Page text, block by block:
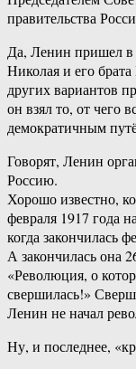
правительства
Да, Ленин пришел в
Николая и его
других вариантов
он взял то, от чего
демократичным
Говорят, Ленин
Россию.
Хорошо известно,
февраля 1917 года
когда закончилась
А закончилась она
«Революция, о
свершилась!»
Ленин не начал
Ну, и последнее,